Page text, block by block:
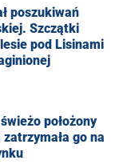
poszukiwań
Szczątki
pod Lisinami
położony
go na